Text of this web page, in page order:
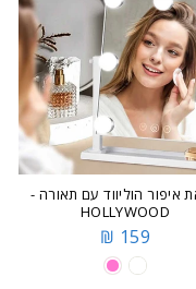
איפור הוליווד עם תאורה -
HOLLYWOOD
159 ₪